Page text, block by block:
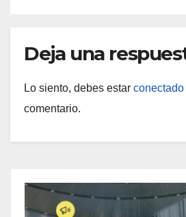
Deja una
Lo siento, debes estar conectado
comentario.